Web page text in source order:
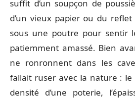
suffit d’un soupçon de
d’un vieux papier ou du reflet
sous une poutre pour sentir
patiemment amassé. Bien
ne ronronnent dans les
fallait ruser avec la nature : le
densité d’une poterie,